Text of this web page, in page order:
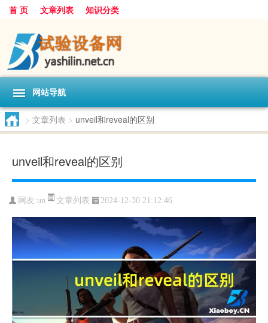
首 页 文章列表 知识分类
网站导航
> 文章列表 > unveil和reveal的区别
unveil和reveal的区别
网友:un 文章列表 2024-12-30 21:12:46